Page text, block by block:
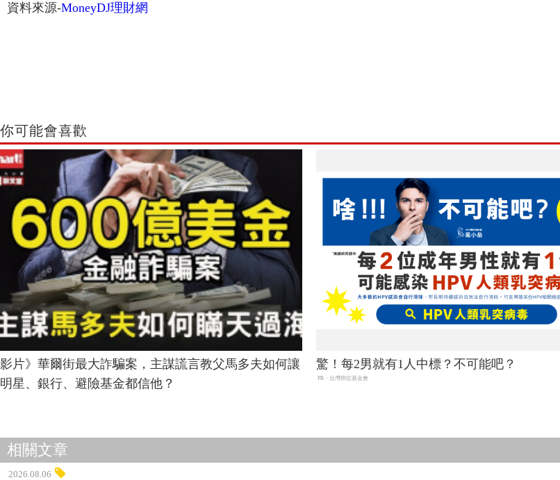
資料來源-MoneyDJ理財網
你可能會喜歡
影片》華爾街最大詐騙案，主謀謊言教父馬多夫如何讓
明星、銀行、避險基金都信他？
驚！每2男就有1人中標？不可能吧？
PR・台灣癌症基金會
相關文章
2026.08.06